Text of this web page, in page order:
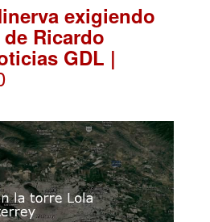
exigiendo
Ricardo
GDL |